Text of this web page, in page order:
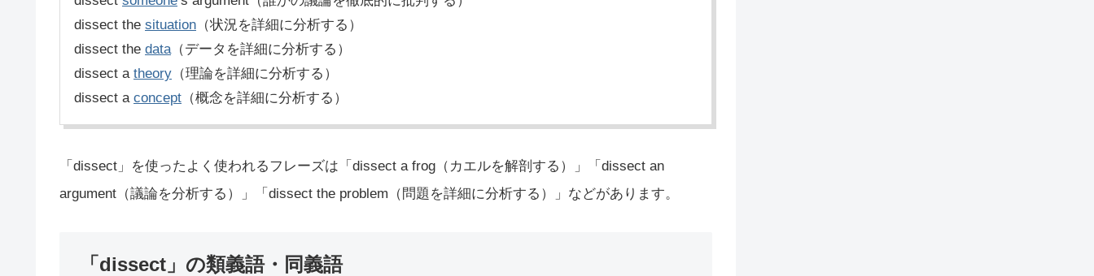
dissect the situation （状況を詳細に分析する）
dissect the data（データを詳細に分析する）
dissect a theory （理論を詳細に分析する）
dissect a concept （概念を詳細に分析する）
「dissect」を使ったよく使われるフレーズは「dissect a frog（カエルを解剖する）」「dissect an
argument（議論を分析する）」「dissect the problem（問題を詳細に分析する）」などがあります。
「dissect」の類義語・同義語